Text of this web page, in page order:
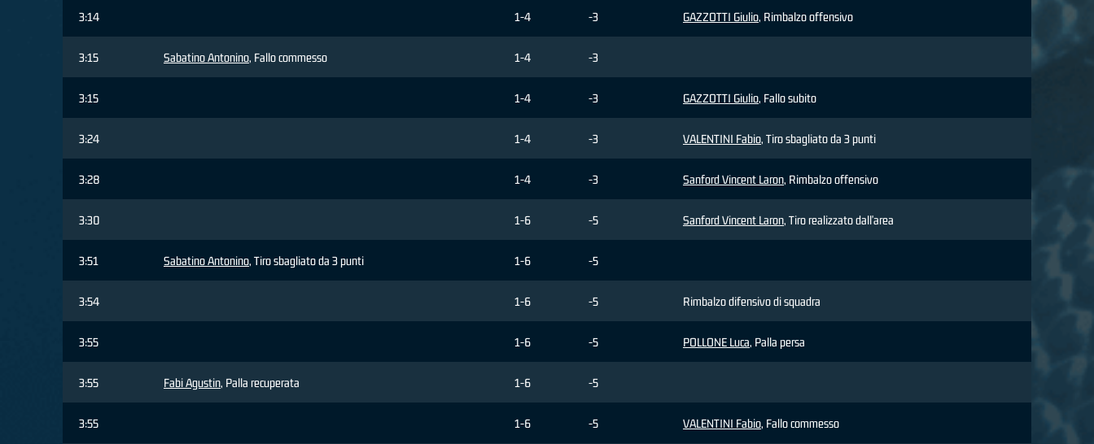
3:14 1-4 -3 GAZZOTTI Giulio, Rimbalzo offensivo
3:15 Sabatino Antonino, Fallo commesso 1-4 -3
3:15 1-4 -3 GAZZOTTI Giulio, Fallo subito
3:24 1-4 -3 VALENTINI Fabio, Tiro sbagliato da 3 punti
3:28 1-4 -3 Sanford Vincent Laron, Rimbalzo offensivo
3:30 1-6 -5 Sanford Vincent Laron, Tiro realizzato dall'area
3:51 Sabatino Antonino, Tiro sbagliato da 3 punti 1-6 -5
3:54 1-6 -5 Rimbalzo difensivo di squadra
3:55 1-6 -5 POLLONE Luca, Palla persa
3:55 Fabi Agustin, Palla recuperata 1-6 -5
3:55 1-6 -5 VALENTINI Fabio, Fallo commesso